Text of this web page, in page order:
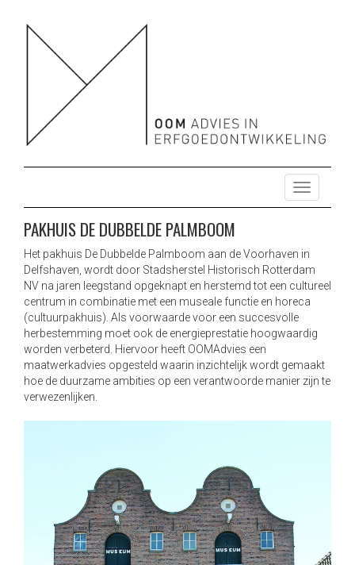
ONDERZOEK ENERGIE DUURZAAM MONUMENTEN
DUURZAAM MONUMENTEN
T
o
l
e
n
a
i
a
t
o
PAKHUIS DE DUBBELDE PALMBOOM
Het pakhuis De Dubbelde Palmboom aan de Voorhaven in
Delfshaven, wordt door Stadsherstel Historisch Rotterdam
NV na jaren leegstand opgeknapt en herstemd tot een cultureel
centrum in combinatie met een museale functie en horeca
(cultuurpakhuis). Als voorwaarde voor een succesvolle
herbestemming moet ook de energieprestatie hoogwaardig
worden verbeterd. Hiervoor heeft OOMAdvies een
maatwerkadvies opgesteld waarin inzichtelijk wordt gemaakt
hoe de duurzame ambities op een verantwoorde manier zijn te
verwezenlijken.